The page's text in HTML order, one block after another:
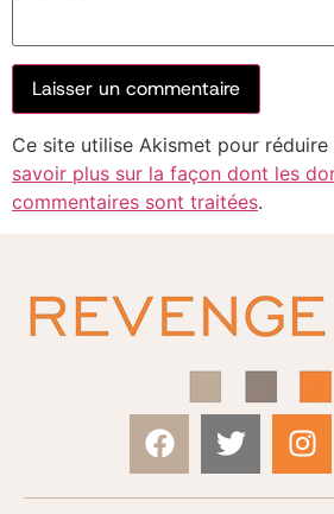
Ce site utilise Akismet pour réduire
savoir plus sur la façon dont les
commentaires sont traitées.